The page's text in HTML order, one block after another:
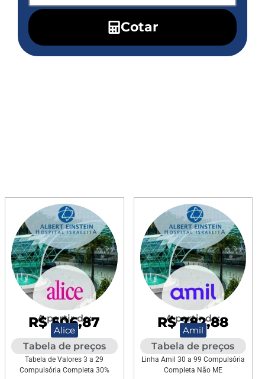
Cotar
A partir de:
R$ 506,87
Alice
Tabela de preços
Tabela de Valores 3 a 29
Compulsória Completa 30%
A partir de:
R$ 782,88
Amil
Tabela de preços
Linha Amil 30 a 99 Compulsória
Completa Não ME